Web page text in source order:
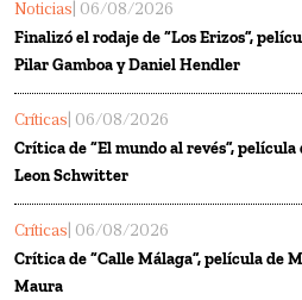
Noticias | 06/08/2026
Finalizó el rodaje de “Los Erizos”,
Pilar Gamboa y Daniel Hendler
Críticas | 06/08/2026
Crítica de “El mundo al revés”,
Leon Schwitter
Críticas | 06/08/2026
Crítica de “Calle Málaga”, película de
Maura